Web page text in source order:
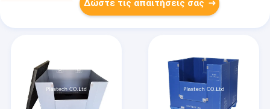
Δώστε τις απαιτήσεις σας